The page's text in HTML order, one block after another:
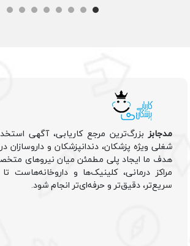
مدجابزبزرگ‌ترین مرجع کاریابی، آگهی
شغلی ویژه پزشکان، دندانپزشکان و داروسازان
هدف ما ایجاد پلی مطمئن میان نیروهای
مراکز درمانی، کلینیک‌ها و داروخانه‌هاست
سریع‌تر، دقیق‌تر و حرفه‌ای‌تر انجام شود.